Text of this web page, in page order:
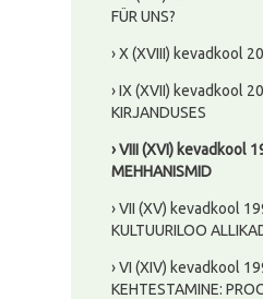
FÜR UNS?
› X (XVIII) kevadkool
› IX (XVII) kevadkool
KIRJANDUSES
› VIII (XVI) kevadkool
MEHHANISMID
› VII (XV) kevadkool
KULTUURILOO
› VI (XIV) kevadkool
KEHTESTAMINE: